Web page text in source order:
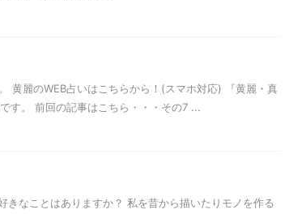
黄麗のWEB占いはこちらから！(スマホ対応) 『黄麗・真
す。 前回の記事はこちら・・・その7 ...
なことはありますか？ 私を昔から描いたりモノを作る